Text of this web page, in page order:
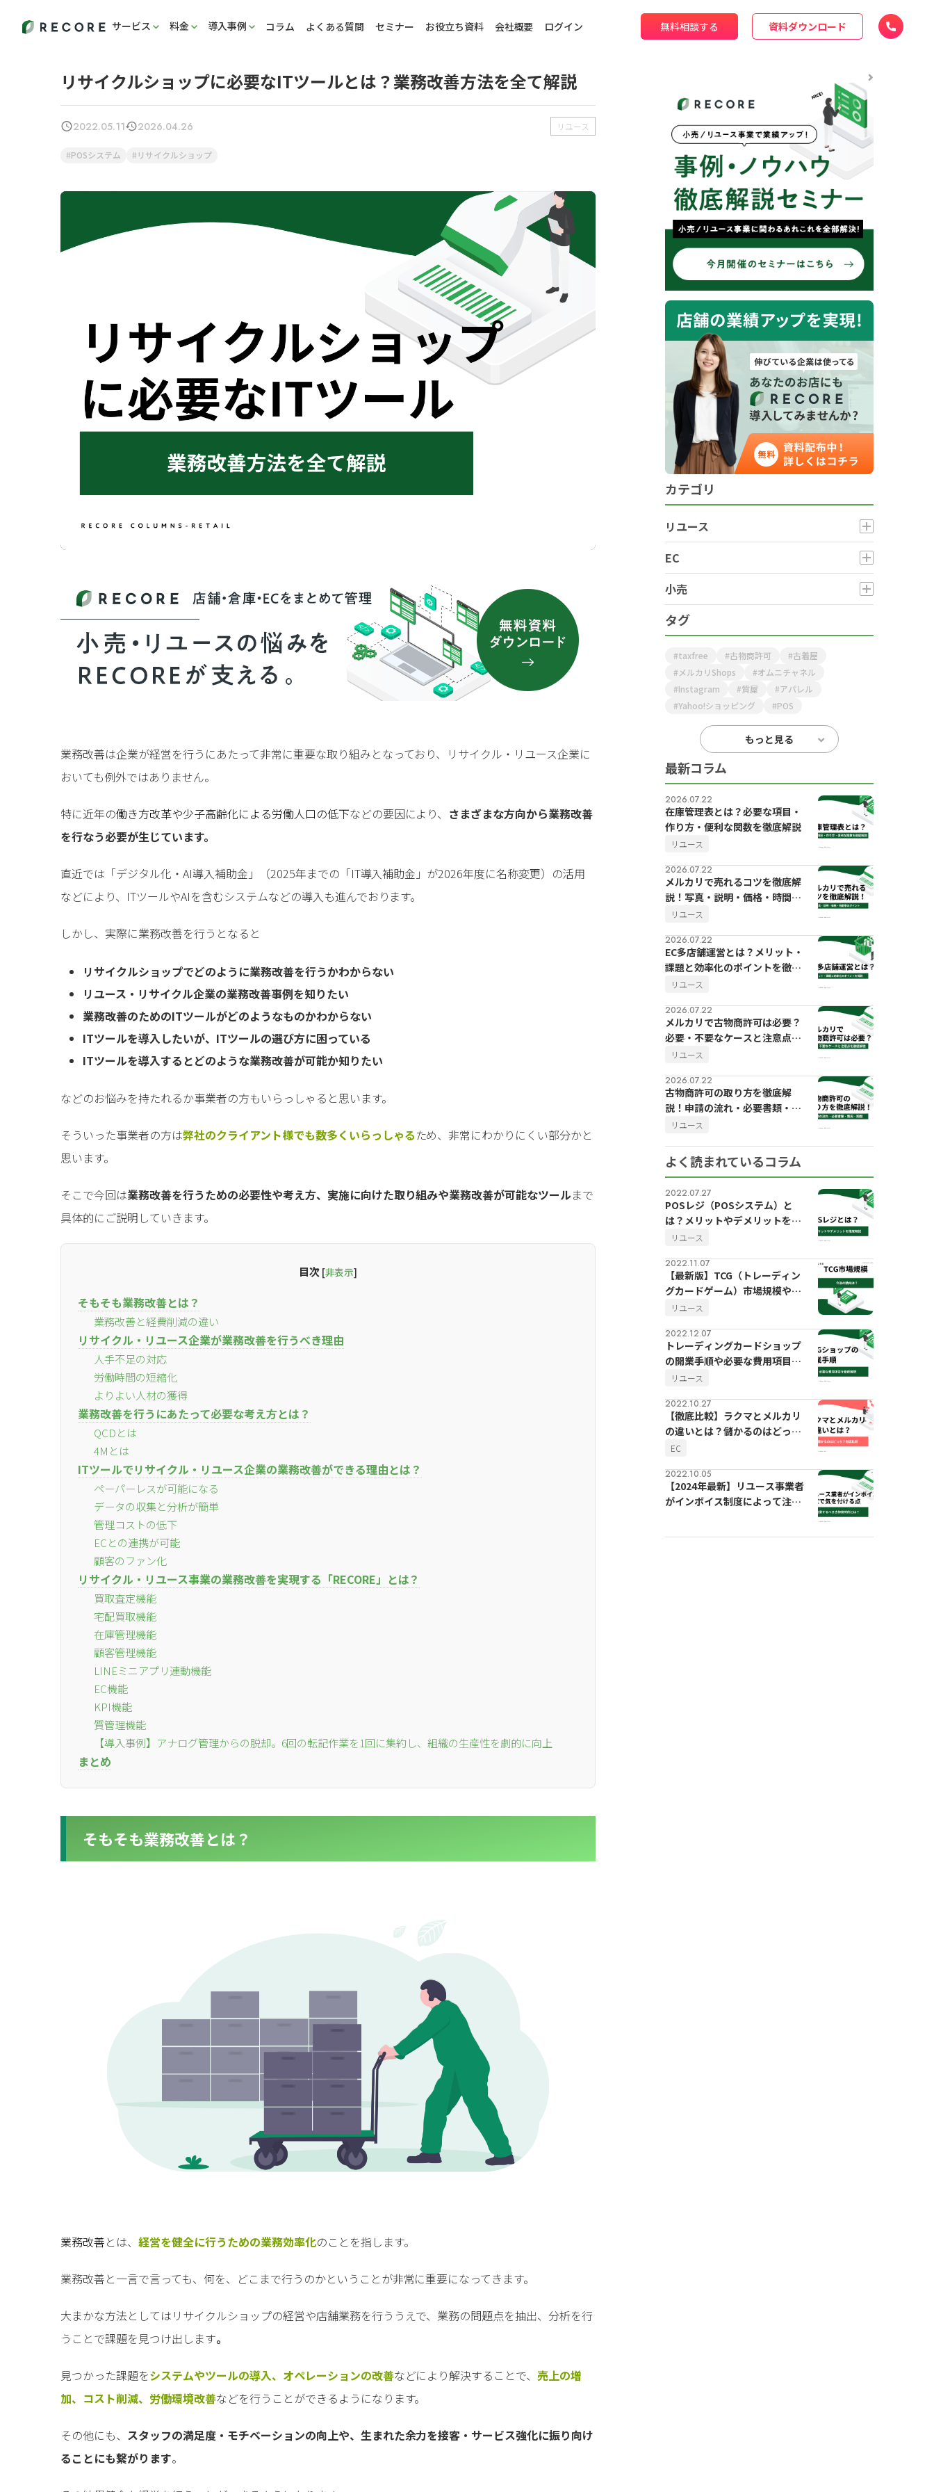
サービス 料金 導入事例 コラム よくある質問 セミナー お役立ち資料 会社概要 ログイン 無料相談する 資料ダウンロード
リサイクルショップに必要なITツールとは？業務改善方法を全て解説
2022.05.11 2026.04.26 リユース
POSシステム リサイクルショップ
業務改善は企業が経営を行うにあたって非常に重要な取り組みとなっており、リサイクル・リユース企業に
おいても例外ではありません。
特に近年の働き方改革や少子高齢化による労働人口の低下などの要因により、 さまざまな方向から業務改善
を行なう必要が生じています。
直近では「デジタル化・AI導入補助金」（2025年までの「IT導入補助金」が2026年度に名称変更）の活用
などにより、ITツールやAIを含むシステムなどの導入も進んでおります。
しかし、実際に業務改善を行うとなると
リサイクルショップでどのように業務改善を行うかわからない
リユース・リサイクル企業の業務改善事例を知りたい
業務改善のためのITツールがどのようなものかわからない
ITツールを導入したいが、ITツールの選び方に困っている
ITツールを導入するとどのような業務改善が可能か知りたい
などのお悩みを持たれるか事業者の方もいらっしゃると思います。
そういった事業者の方は弊社のクライアント様でも数多くいらっしゃるため、非常にわかりにくい部分かと
思います。
そこで今回は業務改善を行うための必要性や考え方、実施に向けた取り組みや業務改善が可能なツールまで
具体的にご説明していきます。
目次 [非表示]
そもそも業務改善とは？
業務改善と経費削減の違い
リサイクル・リユース企業が業務改善を行うべき理由
人手不足の対応
労働時間の短縮化
よりよい人材の獲得
業務改善を行うにあたって必要な考え方とは？
QCDとは
4Mとは
ITツールでリサイクル・リユース企業の業務改善ができる理由とは？
ペーパーレスが可能になる
データの収集と分析が簡単
管理コストの低下
ECとの連携が可能
顧客のファン化
リサイクル・リユース事業の業務改善を実現する「RECORE」とは？
買取査定機能
宅配買取機能
在庫管理機能
顧客管理機能
LINEミニアプリ連動機能
EC機能
KPI機能
質管理機能
【導入事例】アナログ管理からの脱却。6回の転記作業を1回に集約し、組織の生産性を劇的に向上
まとめ
そもそも業務改善とは？
業務改善とは、 経営を健全に行うための業務効率化のことを指します。
業務改善と一言で言っても、何を、どこまで行うのかということが非常に重要になってきます。
大まかな方法としてはリサイクルショップの経営や店舗業務を行ううえで、業務の問題点を抽出、分析を行
うことで課題を見つけ出します。
見つかった課題をシステムやツールの導入、オペレーションの改善などにより解決することで、売上の増
加、コスト削減、労働環境改善などを行うことができるようになります。
その他にも、 スタッフの満足度・モチベーションの向上や、生まれた余力を接客・サービス強化に振り向け
ることにも繋がります。
カテゴリ
リユース
EC
小売
タグ
taxfree 古物商許可
古着屋
メルカリShops
オムニチャネル
Instagram
質屋
アパレル
Yahoo!ショッピング
POS
もっと見る
最新コラム
2026.07.22
在庫管理表とは？必要な項目・
作り方・便利な関数を徹底解説
リユース
2026.07.22
メルカリで売れるコツを徹底解
説！写真・説明・価格・時間帯
のポイント
リユース
2026.07.22
EC多店舗運営とは？メリット・
課題と効率化のポイントを徹底
解説
リユース
2026.07.22
メルカリで古物商許可は必要？
必要・不要なケースと注意点を
徹底解説
リユース
2026.07.22
古物商許可の取り方を徹底解
説！申請の流れ・必要書類・費
用・期間
リユース
よく読まれているコラム
2022.07.27
POSレジ（POSシステム）と
は？メリットやデメリットを徹
底解説
リユース
2022.11.07
【最新版】TCG（トレーディン
グカードゲーム）市場規模や今
後の動向
リユース
2022.12.07
トレーディングカードショップ
の開業手順や必要な費用項目を
徹底解説
リユース
2022.10.27
【徹底比較】ラクマとメルカリ
の違いとは？儲かるのはどっ
ち？
EC
2022.10.05
【2024年最新】リユース事業者
がインボイス制度によって注意
forRetail小売業の方向けサービス
forRetail小売業の方向けサービス